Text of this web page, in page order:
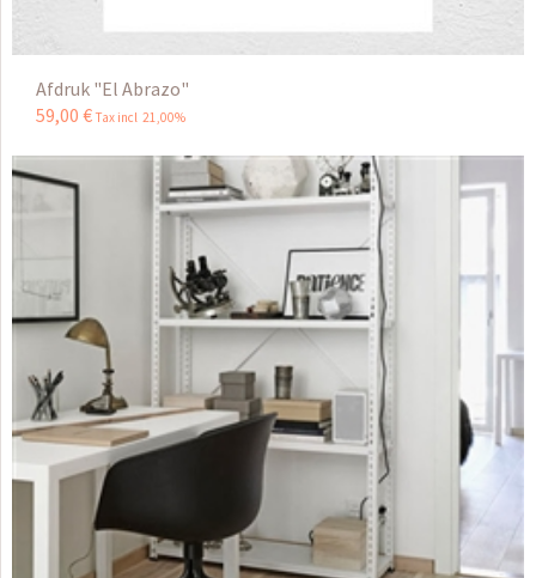
Afdruk "El Abrazo"
59,00 € Tax incl 21,00%